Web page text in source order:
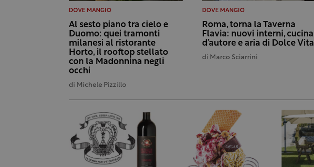
DOVE MANGIO
Al sesto piano tra cielo e
Duomo: quei tramonti
milanesi al ristorante
Horto, il rooftop stellato
con la Madonnina negli
occhi
di Michele Pizzillo
DOVE MANGIO
Roma, torna la Taverna
Flavia: nuovi interni, cucina
d’autore e aria di Dolce Vita
di Marco Sciarrini